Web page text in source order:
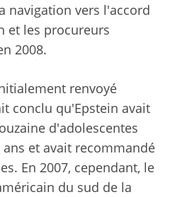
navigation vers l'accord
et les procureurs
2008.
renvoyé
conclu qu'Epstein avait
d'adolescentes
et avait recommandé
En 2007, cependant, le
du sud de la